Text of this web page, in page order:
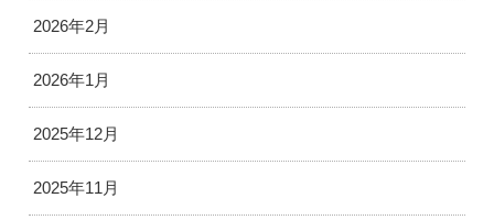
2026年2月
2026年1月
2025年12月
2025年11月